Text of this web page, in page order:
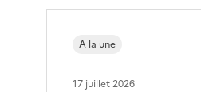
A la une
17 juillet 2026